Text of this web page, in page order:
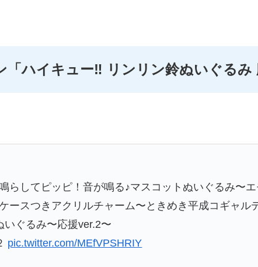
「ハイキュー‼ リンリン鈴ぬいぐるみ
らしてピッピ！音が鳴る♪マスコットぬいぐるみ〜
ースつきアクリルチャーム〜ときめき平成コギャル
ぐるみ〜応援ver.2〜
pic.twitter.com/MEfVPSHRIY